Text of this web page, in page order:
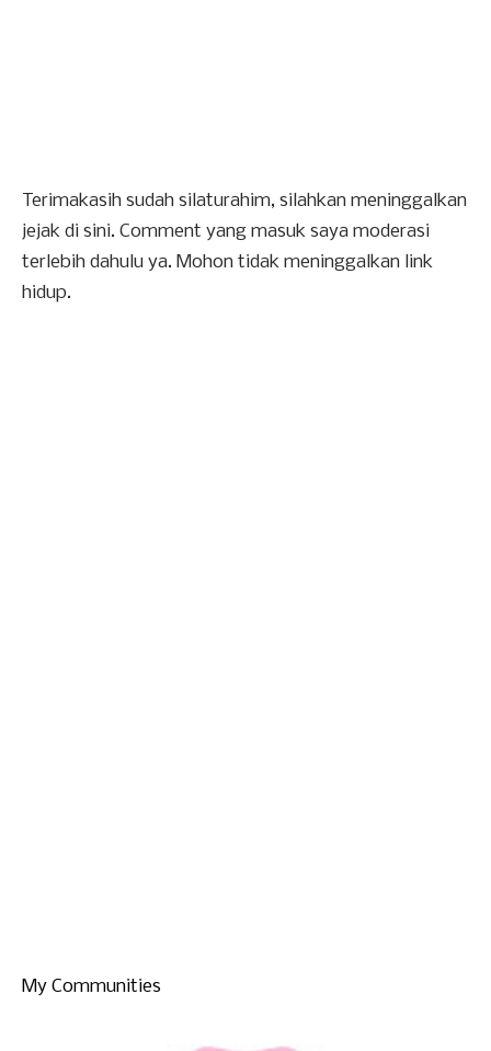
Terimakasih sudah silaturahim, silahkan meninggalkan
jejak di sini. Comment yang masuk saya moderasi
terlebih dahulu ya. Mohon tidak meninggalkan link
hidup.
My Communities